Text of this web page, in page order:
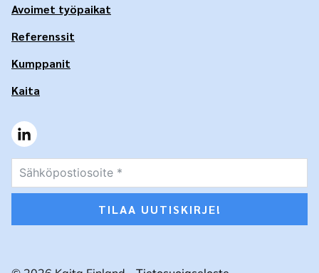
Avoimet työpaikat
Referenssit
Kumppanit
Kaita
TILAA UUTISKIRJE!